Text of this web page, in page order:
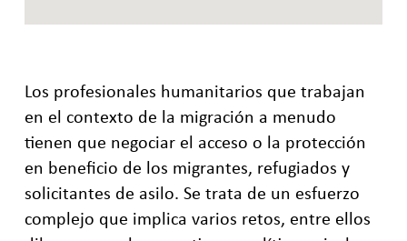
Los profesionales humanitarios que trabajan
en el contexto de la migración a menudo
tienen que negociar el acceso o la protección
en beneficio de los migrantes, refugiados y
solicitantes de asilo. Se trata de un esfuerzo
complejo que implica varios retos, entre ellos